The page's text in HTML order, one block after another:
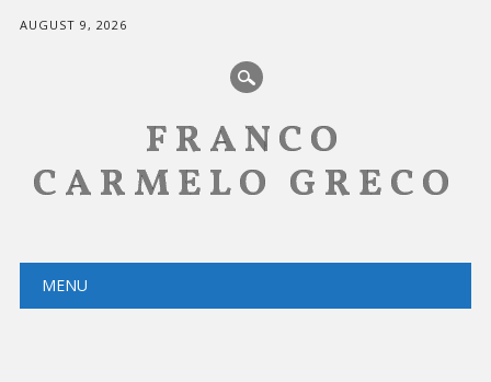
AUGUST 9, 2026
FRANCO
CARMELO GRECO
Main menu
MENU